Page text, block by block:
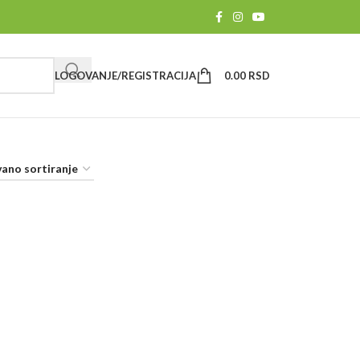
LOGOVANJE/REGISTRACIJA 0.00 RSD